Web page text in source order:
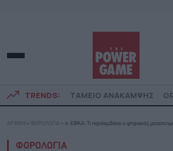
TRENDS: ΤΑΜΕΙΟ ΑΝΑΚΑΜΨΗΣ
ΑΡΧΙΚΗ » ΦΟΡΟΛΟΓΙΑ » e-ΕΦΚΑ: Τι περιλαμβάνει ο ψηφιακός
ΦΟΡΟΛΟΓΙΑ